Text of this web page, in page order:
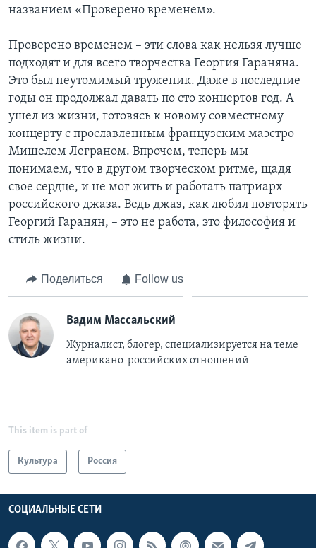
названием «Проверено временем».
Проверено временем – эти слова как нельзя лучше
подходят и для всего творчества Георгия Гараняна.
Это был неутомимый труженик. Даже в последние
годы он продолжал давать по сто концертов год. А
ушел из жизни, готовясь к новому совместному
концерту с прославленным французским маэстро
Мишелем Леграном. Впрочем, теперь мы
понимаем, что в другом творческом ритме, щадя
свое сердце, и не мог жить и работать патриарх
российского джаза. Ведь джаз, как любил повторять
Георгий Гаранян, – это не работа, это философия и
стиль жизни.
Поделиться Follow us
Вадим Массальский
Журналист, блогер, специализируется на теме
американо-российских отношений
This item is part of
Культура Россия
СОЦИАЛЬНЫЕ СЕТИ